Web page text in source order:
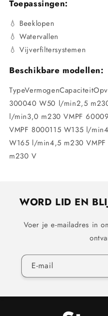
Toepassingen:
💧 Beeklopen
💧 Watervallen
💧 Vijverfiltersystemen
Beschikbare modellen:
300040 W50 l/min2,5
l/min3,0 m230 VMPF
VMPF 8000115 W135 l/
W165 l/min4,5 m230
m230 V
WORD LID EN
Voer je e-mailadres in
E‑mail